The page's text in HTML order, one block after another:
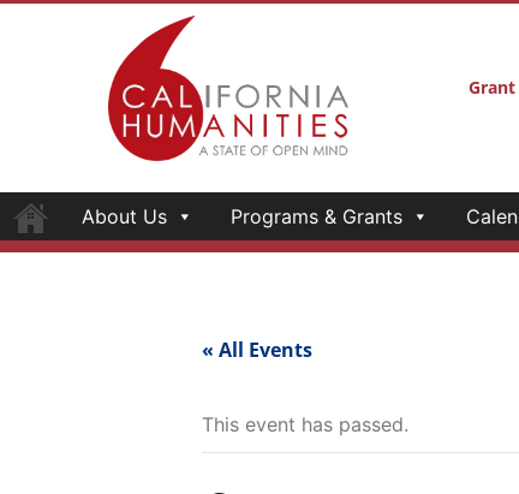
About Us Programs & Grants
« All Events
This event has passed.